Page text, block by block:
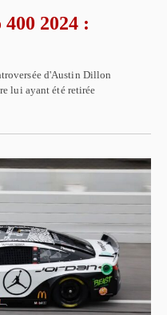
2024 :
d'Austin Dillon
lui ayant été retirée